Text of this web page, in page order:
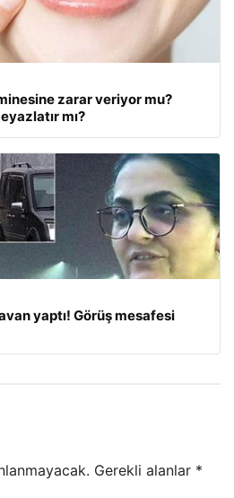
zarar veriyor mu?
mı?
yaptı! Görüş mesafesi
Gerekli alanlar *